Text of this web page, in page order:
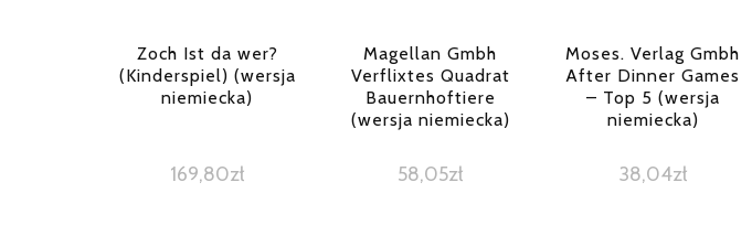
Zoch Ist da wer?
(Kinderspiel) (wersja
niemiecka)
169,80zł
Magellan Gmbh
Verflixtes Quadrat
Bauernhoftiere
(wersja niemiecka)
58,05zł
Moses. Verlag Gmbh
After Dinner Games
– Top 5 (wersja
niemiecka)
38,04zł